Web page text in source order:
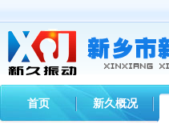
首页 新久概况